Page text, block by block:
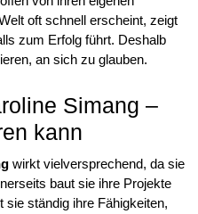
oft schnell erscheint, zeigt
zum Erfolg führt. Deshalb
an sich zu glauben.
Simang –
kann
wirkt vielversprechend, da sie
baut sie ihre Projekte
ständig ihre Fähigkeiten,